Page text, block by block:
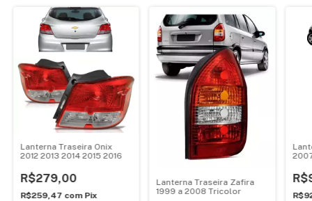
Lanterna Traseira Onix
2012 2013 2014 2015 2016
R$279,00
R$259,47 com Pix
Lanterna Traseira Zafira
1999 a 2008 Tricolor